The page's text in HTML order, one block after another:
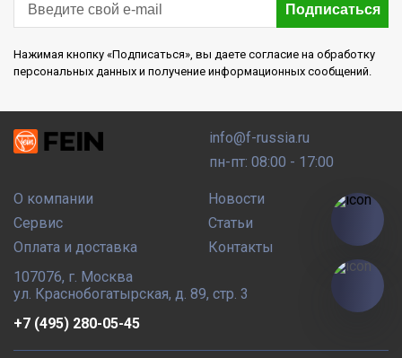
Подписаться
Нажимая кнопку «Подписаться», вы даете согласие на обработку
персональных данных и получение информационных сообщений.
О компании
Сервис
Оплата и доставка
Новости
Статьи
Контакты
info@f-russia.ru
пн-пт: 08:00 - 17:00
107076, г. Москва
ул. Краснобогатырская, д. 89, стр. 3
+7 (495) 280-05-45